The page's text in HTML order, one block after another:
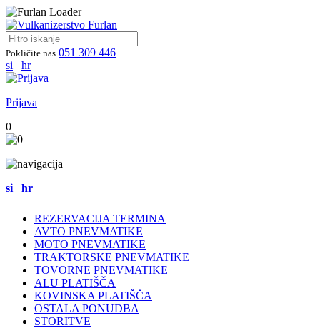
Pokličite nas 051 309 446
si
hr
Prijava
0
si hr
REZERVACIJA TERMINA
AVTO PNEVMATIKE
MOTO PNEVMATIKE
TRAKTORSKE PNEVMATIKE
TOVORNE PNEVMATIKE
ALU PLATIŠČA
KOVINSKA PLATIŠČA
OSTALA PONUDBA
STORITVE